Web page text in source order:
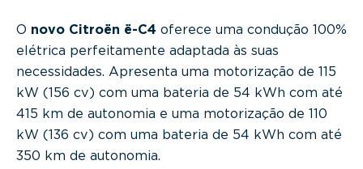
O novo Citroën ë-C4 oferece uma condução 100%
elétrica perfeitamente adaptada às suas
necessidades. Apresenta uma motorização de 115
kW (156 cv) com uma bateria de 54 kWh com até
415 km de autonomia e uma motorização de 110
kW (136 cv) com uma bateria de 54 kWh com até
350 km de autonomia.